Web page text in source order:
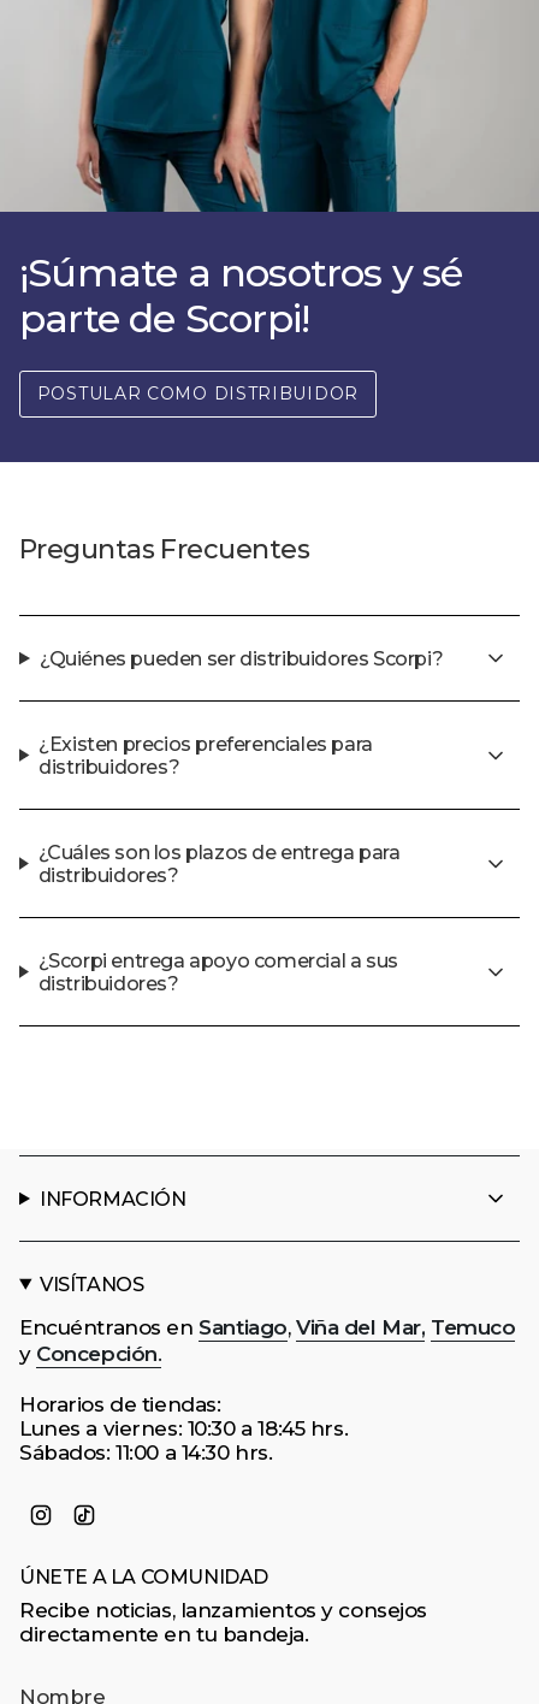
¡Súmate a nosotros y sé
parte de Scorpi!
POSTULAR COMO DISTRIBUIDOR
Preguntas Frecuentes
¿Quiénes pueden ser distribuidores Scorpi?
¿Existen precios preferenciales para
distribuidores?
¿Cuáles son los plazos de entrega para
distribuidores?
¿Scorpi entrega apoyo comercial a sus
distribuidores?
INFORMACIÓN
VISÍTANOS
Encuéntranos en Santiago, Viña del Mar, Temuco
y Concepción.
Horarios de tiendas:
Lunes a viernes: 10:30 a 18:45 hrs.
Sábados: 11:00 a 14:30 hrs.
Instagram
ÚNETE A LA COMUNIDAD
Recibe noticias, lanzamientos y consejos
directamente en tu bandeja.